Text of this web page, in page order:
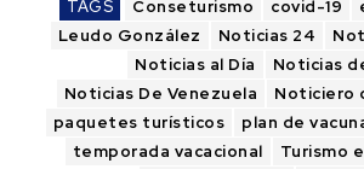
TAGS Conseturismo covid-19
Leudo González
Noticias 24
Noticias al Día
Noticias
Noticias De Venezuela
Noticiero
paquetes turísticos
plan de
temporada vacacional
Turismo